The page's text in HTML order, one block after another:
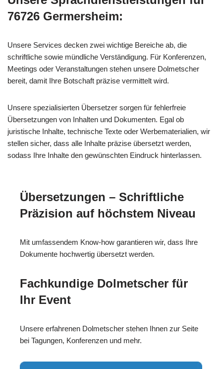
76726 Germersheim:
Unsere Services decken zwei wichtige Bereiche ab, die
schriftliche sowie mündliche Verständigung. Für Konferenzen,
Meetings oder Veranstaltungen stehen unsere Dolmetscher
bereit, damit Ihre Botschaft präzise vermittelt wird.
Unsere spezialisierten Übersetzer sorgen für fehlerfreie
Übersetzungen von Inhalten und Dokumenten. Egal ob
juristische Inhalte, technische Texte oder Werbematerialien, wir
stellen sicher, dass alle Inhalte präzise übersetzt werden,
sodass Ihre Inhalte den gewünschten Eindruck hinterlassen.
Übersetzungen – Schriftliche
Präzision auf höchstem Niveau
Mit umfassendem Know-how garantieren wir, dass Ihre
Dokumente hochwertig übersetzt werden.
Fachkundige Dolmetscher für
Ihr Event
Unsere erfahrenen Dolmetscher stehen Ihnen zur Seite
bei Tagungen, Konferenzen und mehr.